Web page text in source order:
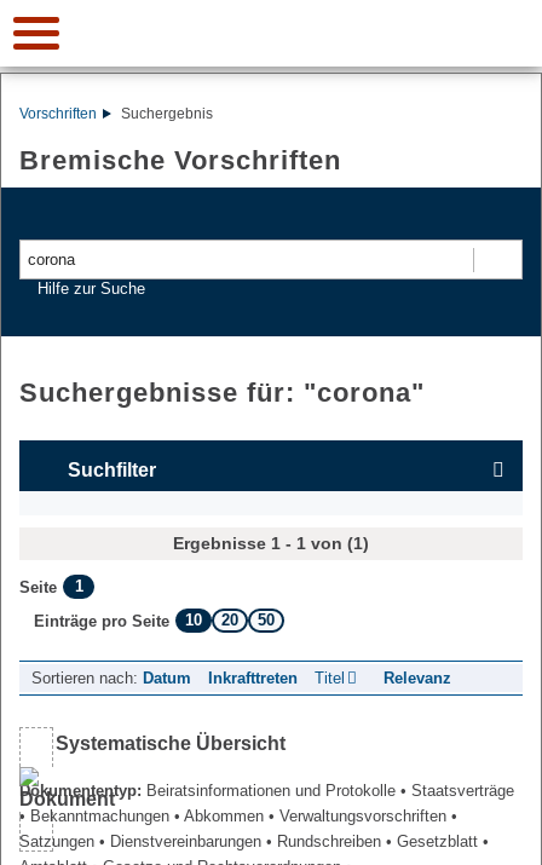
Vorschriften Suchergebnis
Bremische Vorschriften
Hilfe zur Suche
Suchergebnisse für: "corona"
Suchfilter
Ergebnisse 1 - 1 von (1)
Seite
1
Einträge pro Seite
10 20 50
Sortieren nach: Datum Inkrafttreten Titel Relevanz
Systematische Übersicht
Dokumententyp: Beiratsinformationen und Protokolle • Staatsverträge
• Bekanntmachungen • Abkommen • Verwaltungsvorschriften •
Satzungen • Dienstvereinbarungen • Rundschreiben • Gesetzblatt •